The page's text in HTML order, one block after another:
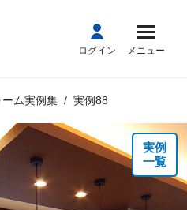
ログイン メニュー
ーム実例集 実例88
実例
一覧